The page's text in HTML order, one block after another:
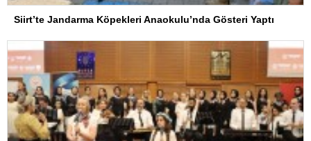
Siirt’te Jandarma Köpekleri Anaokulu’nda Gösteri Yaptı